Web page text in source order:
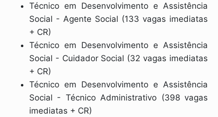
Técnico em Desenvolvimento e Assistência
Social - Agente Social (133 vagas imediatas
+ CR)
Técnico em Desenvolvimento e Assistência
Social - Cuidador Social (32 vagas imediatas
+ CR)
Técnico em Desenvolvimento e Assistência
Social - Técnico Administrativo (398 vagas
imediatas + CR)